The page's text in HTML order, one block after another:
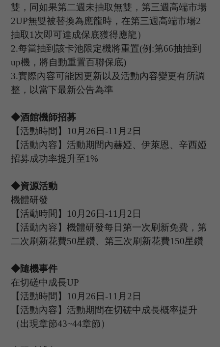
雙，同如果第二週未抽取無雙，第三週高端市場
2UP無雙被替換為應龍時，在第三週高端市場2
抽取 1 次即可達成保底獲得應龍）
2.每當抽到該卡池限定機將重置(例 :第66抽抽到
up機，將自動重置百聯保底)
3.實際內容可能因更新以及活動內容變更有所調
整，以當下最新公告為準
◆酒館機師招募
【活動時間】 10 月 26 日-11 月 2 日
【活動內容】活動期間內赫婭、伊萊恩、辛西婭
招募成功率提升至1%
◆資源活動
機體研發
【活動時間】 10 月 26 日-11 月 2 日
【活動內容】機體研發每日第一次刷新免費，第
二次刷新花費50星鑽、第三次刷新花費150星鑽
◆隨機事件
在切磋中成長UP
【活動時間】 10 月 26 日-11 月 2 日
【活動內容】活動期間在切磋中成長概率提升
（出現章節43~44章節）